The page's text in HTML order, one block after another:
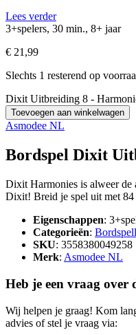
Lees verder
3+spelers, 30 min., 8+ jaar
€ 21,99
Slechts 1 resterend op
Dixit Uitbreiding 8 -
Toevoegen aan winkelwagen
Asmodee NL
Bordspel Dixit
Dixit Harmonies is alweer de
Dixit! Breid je spel uit met 84
Eigenschappen:
Categorieën:
SKU: 3558380049258
Merk: Asmodee NL
Heb je een vraag over
Wij helpen je graag! Kom
advies of stel je vraag via: